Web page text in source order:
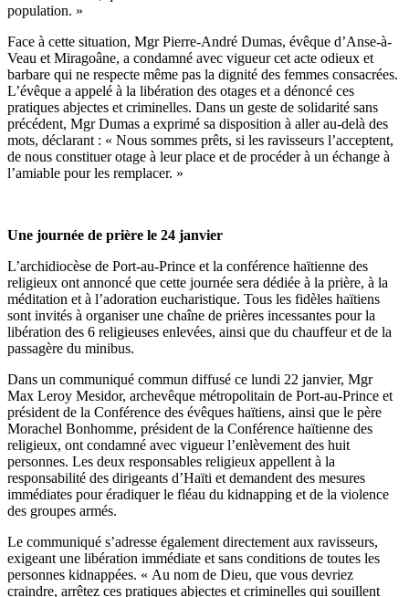
population. »
Face à cette situation, Mgr Pierre-André Dumas, évêque d’Anse-à-
Veau et Miragoâne, a condamné avec vigueur cet acte odieux et
barbare qui ne respecte même pas la dignité des femmes consacrées.
L’évêque a appelé à la libération des otages et a dénoncé ces
pratiques abjectes et criminelles. Dans un geste de solidarité sans
précédent, Mgr Dumas a exprimé sa disposition à aller au-delà des
mots, déclarant : « Nous sommes prêts, si les ravisseurs l’acceptent,
de nous constituer otage à leur place et de procéder à un échange à
l’amiable pour les remplacer. »
Une journée de prière le 24 janvier
L’archidiocèse de Port-au-Prince et la conférence haïtienne des
religieux ont annoncé que cette journée sera dédiée à la prière, à la
méditation et à l’adoration eucharistique. Tous les fidèles haïtiens
sont invités à organiser une chaîne de prières incessantes pour la
libération des 6 religieuses enlevées, ainsi que du chauffeur et de la
passagère du minibus.
Dans un communiqué commun diffusé ce lundi 22 janvier, Mgr
Max Leroy Mesidor, archevêque métropolitain de Port-au-Prince et
président de la Conférence des évêques haïtiens, ainsi que le père
Morachel Bonhomme, président de la Conférence haïtienne des
religieux, ont condamné avec vigueur l’enlèvement des huit
personnes. Les deux responsables religieux appellent à la
responsabilité des dirigeants d’Haïti et demandent des mesures
immédiates pour éradiquer le fléau du kidnapping et de la violence
des groupes armés.
Le communiqué s’adresse également directement aux ravisseurs,
exigeant une libération immédiate et sans conditions de toutes les
personnes kidnappées. « Au nom de Dieu, que vous devriez
craindre, arrêtez ces pratiques abjectes et criminelles qui souillent